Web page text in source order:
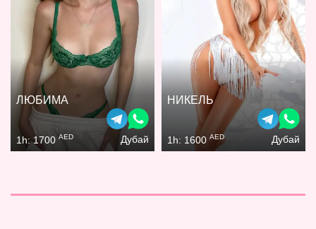
ЛЮБИМА
1h: 1700 AED Дубай
НИКЕЛЬ
1h: 1600 AED Дубай